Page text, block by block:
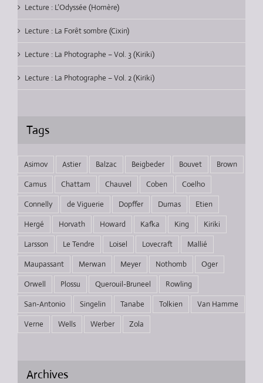
Lecture : L’Odyssée (Homère)
Lecture : La Forêt sombre (Cixin)
Lecture : La Photographe – Vol. 3 (Kiriki)
Lecture : La Photographe – Vol. 2 (Kiriki)
Tags
Asimov Astier Balzac Beigbeder Bouvet
Brown
Camus
Chattam Chauvel Coben
Coelho
Connelly
de Viguerie Dopffer Dumas
Etien
Hergé
Horvath Howard Kafka King
Kiriki
Larsson
Le Tendre Loisel Lovecraft
Mallié
Maupassant
Merwan Meyer Nothomb
Oger
Orwell
Plossu Querouil-Bruneel
Rowling
San-Antonio
Singelin Tanabe Tolkien
Van Hamme
Verne
Wells Werber Zola
Archives